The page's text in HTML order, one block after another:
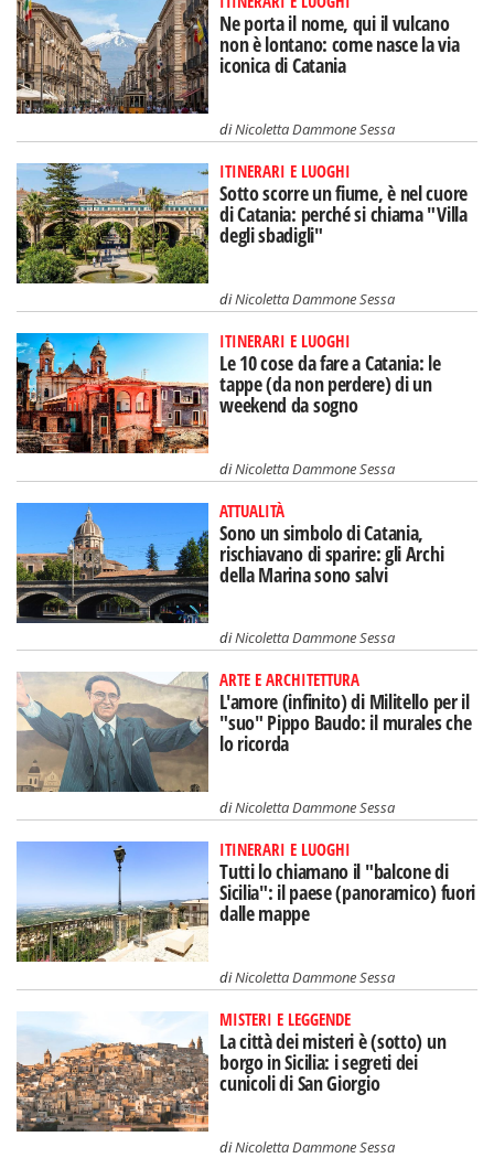
Ne porta il nome, qui il vulcano
non è lontano: come nasce la via
iconica di Catania
diNicoletta Dammone Sessa
ITINERARI E LUOGHI
Sotto scorre un fiume, è nel cuore
di Catania: perché si chiama "Villa
degli sbadigli"
diNicoletta Dammone Sessa
ITINERARI E LUOGHI
Le 10 cose da fare a Catania: le
tappe (da non perdere) di un
weekend da sogno
diNicoletta Dammone Sessa
ATTUALITÀ
Sono un simbolo di Catania,
rischiavano di sparire: gli Archi
della Marina sono salvi
diNicoletta Dammone Sessa
ARTE E ARCHITETTURA
L'amore (infinito) di Militello per il
"suo" Pippo Baudo: il murales che
lo ricorda
diNicoletta Dammone Sessa
ITINERARI E LUOGHI
Tutti lo chiamano il "balcone di
Sicilia": il paese (panoramico) fuori
dalle mappe
diNicoletta Dammone Sessa
MISTERI E LEGGENDE
La città dei misteri è (sotto) un
borgo in Sicilia: i segreti dei
cunicoli di San Giorgio
diNicoletta Dammone Sessa